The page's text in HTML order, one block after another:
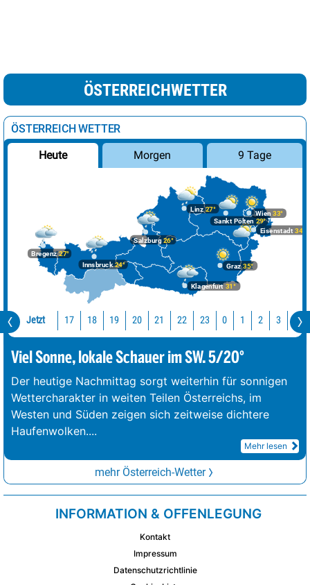
ÖSTERREICHWETTER
ÖSTERREICH WETTER
Heute Morgen 9 Tage
Bregenz27°
Graz35°
Innsbruck24°
Klagenfurt 31°
Linz27°
Salzburg26°
Wien 33°
Eisenstadt 34°
Sankt Pölten 29°
Jetzt 17 18 19 20 21 22 23 0 1 2 3 4
Viel Sonne, lokale Schauer im SW. 5/20°
Der heutige Nachmittag sorgt weiterhin für sonnigen
Wettercharakter in weiten Teilen Österreichs, im
Westen und Süden zeigen sich zeitweise dichtere
Haufenwolken....
Mehr lesen
mehr Österreich-Wetter
INFORMATION & OFFENLEGUNG
Kontakt
Impressum
Datenschutzrichtlinie